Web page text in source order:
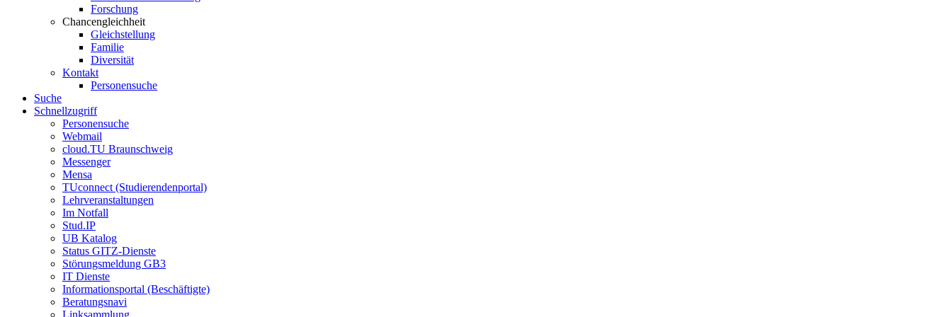
Forschung
Chancengleichheit
Gleichstellung
Familie
Diversität
Kontakt
Personensuche
Suche
Schnellzugriff
Personensuche
Webmail
cloud.TU Braunschweig
Messenger
Mensa
TUconnect (Studierendenportal)
Lehrveranstaltungen
Im Notfall
Stud.IP
UB Katalog
Status GITZ-Dienste
Störungsmeldung GB3
IT Dienste
Informationsportal (Beschäftigte)
Beratungsnavi
Linksammlung